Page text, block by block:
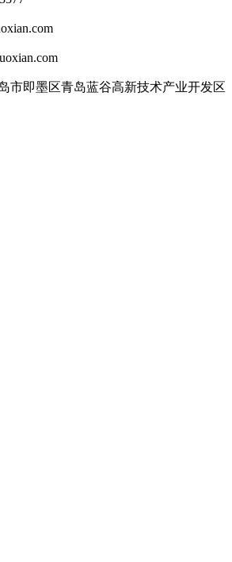
市即墨区青岛蓝谷高新技术产业开发区